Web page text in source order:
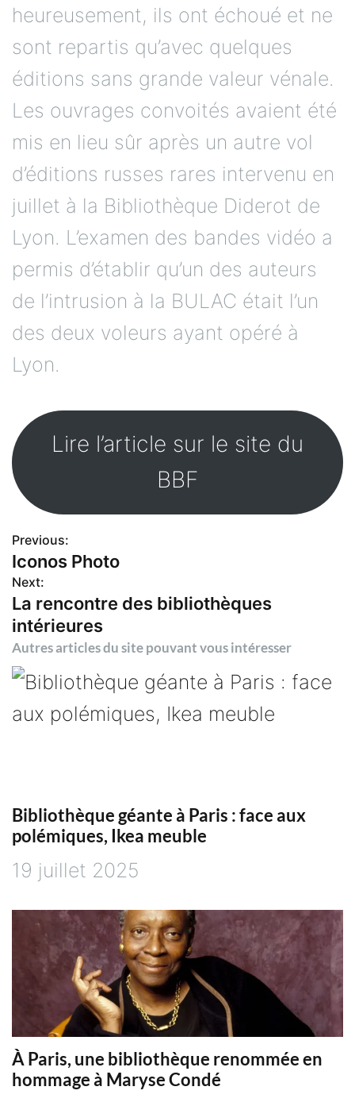
heureusement, ils ont échoué et ne
sont repartis qu’avec quelques
éditions sans grande valeur vénale.
Les ouvrages convoités avaient été
mis en lieu sûr après un autre vol
d’éditions russes rares intervenu en
juillet à la Bibliothèque Diderot de
Lyon. L’examen des bandes vidéo a
permis d’établir qu’un des auteurs
de l’intrusion à la BULAC était l’un
des deux voleurs ayant opéré à
Lyon.
Lire l’article sur le site du
BBF
N
a
v
i
g
i
o
l
’
Previous:
Iconos Photo
Next:
La rencontre des bibliothèques
intérieures
Autres articles du site pouvant vous intéresser
Bibliothèque géante à Paris : face aux
polémiques, Ikea meuble
19 juillet 2025
À Paris, une bibliothèque renommée en
hommage à Maryse Condé